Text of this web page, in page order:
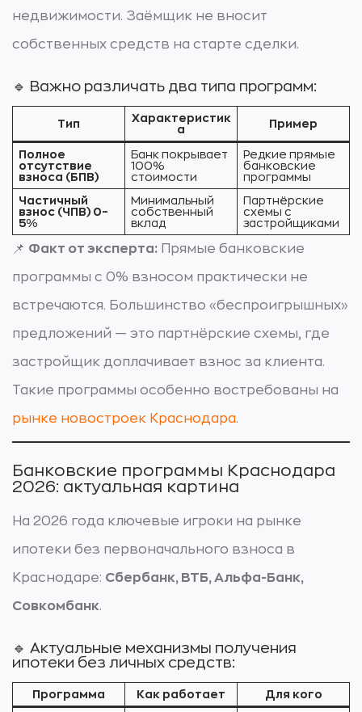
недвижимости. Заёмщик не вносит
собственных средств на старте сделки.
🔹 Важно различать два типа программ:
Тип
Характеристик
а
Пример
Полное
отсутствие
взноса (БПВ)
Банк покрывает
100%
стоимости
Редкие прямые
банковские
программы
Частичный
взнос (ЧПВ) 0–
5%
Минимальный
собственный
вклад
Партнёрские
схемы с
застройщиками
📌 Факт от эксперта: Прямые банковские
программы с 0% взносом практически не
встречаются. Большинство «беспроигрышных»
предложений — это партнёрские схемы, где
застройщик доплачивает взнос за клиента.
Такие программы особенно востребованы на
рынке новостроек Краснодара.
Банковские программы Краснодара
2026: актуальная картина
На 2026 года ключевые игроки на рынке
ипотеки без первоначального взноса в
Краснодаре: Сбербанк, ВТБ, Альфа-Банк,
Совкомбанк.
🔹 Актуальные механизмы получения
ипотеки без личных средств:
Программа Как работает Для кого